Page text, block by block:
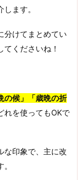
します。
分けてまとめてい
くださいね！
の候」「歳晩の折
れを使ってもOKで
な印象で、主に改